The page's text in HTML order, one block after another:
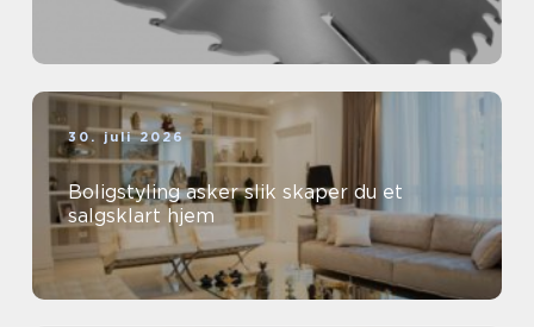
30. juli 2026
Boligstyling asker slik skaper du et
salgsklart hjem